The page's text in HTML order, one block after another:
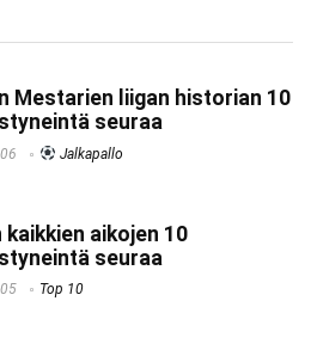
Mestarien liigan historian 10
seuraa
Jalkapallo
kaikkien aikojen 10
seuraa
Top 10